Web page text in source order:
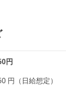
円
円（日給想定）